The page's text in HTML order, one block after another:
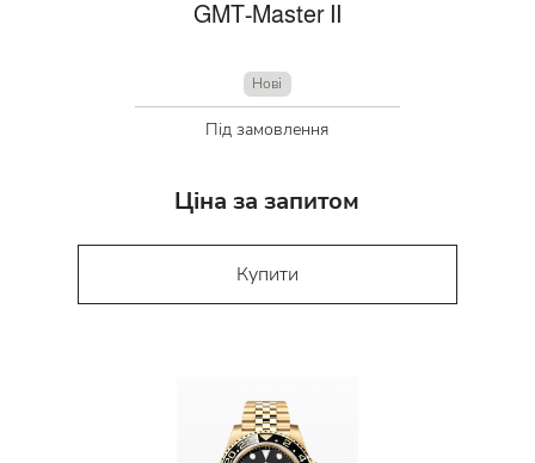
GMT-Master II
Нові
Під замовлення
Ціна за запитом
Купити